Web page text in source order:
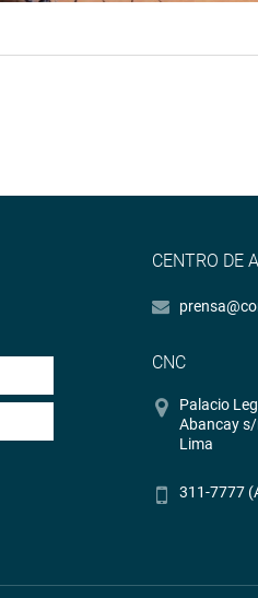
CENTRO DE
CNC
Palacio
Abancay
Lima
311-7777